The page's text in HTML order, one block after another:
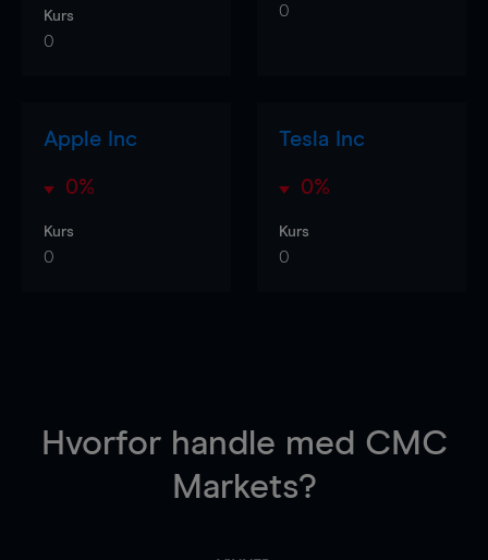
Kurs
0
0
Apple Inc
0%
Kurs
0
Tesla Inc
0%
Kurs
0
Hvorfor handle med CMC
Markets?